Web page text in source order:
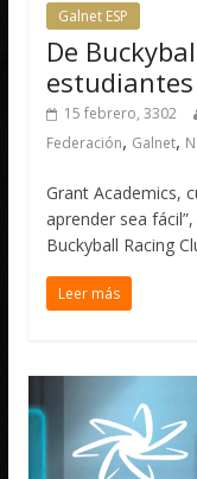
Galnet ESP
De
estudiantes
15 febrero, 3302
Federación, Galnet,
Grant Academics,
aprender sea
Buckyball Racing
Leer más